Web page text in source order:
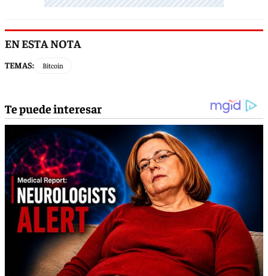
EN ESTA NOTA
TEMAS: Bitcoin